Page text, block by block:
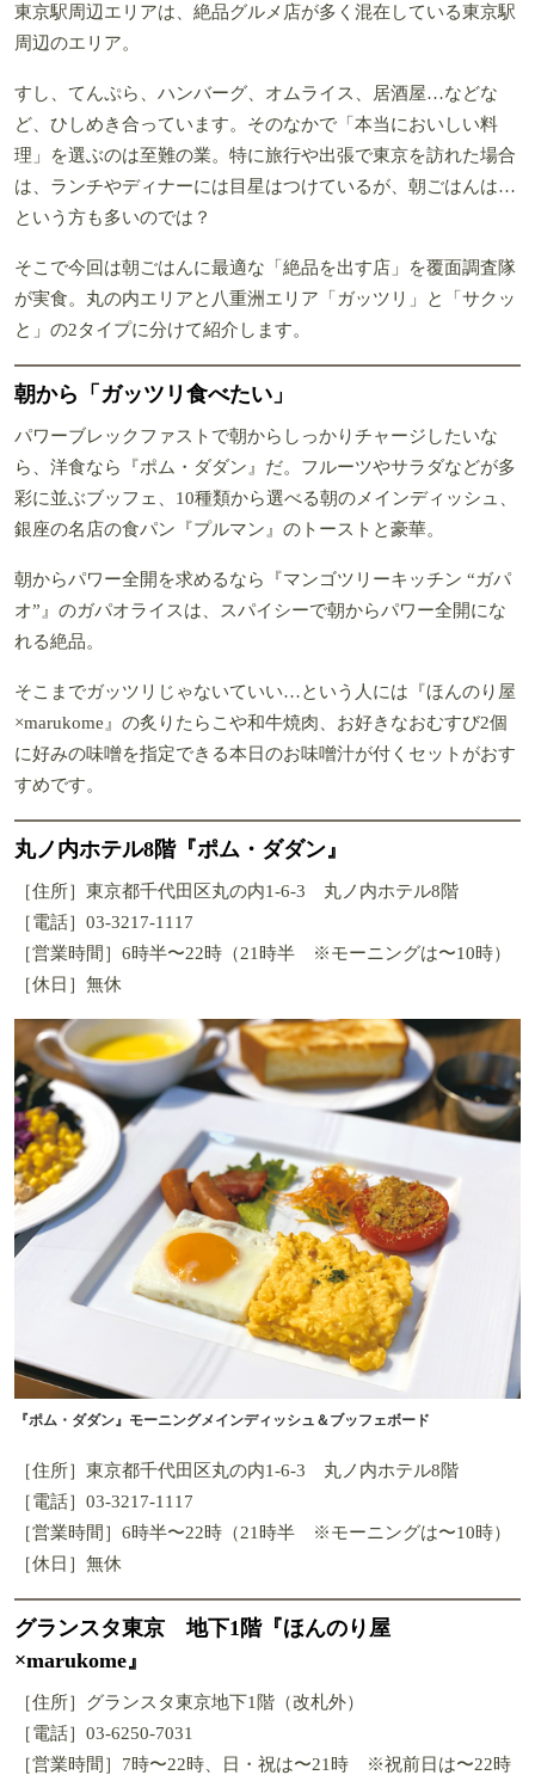
東京駅周辺エリアは、絶品グルメ店が多く混在している東京駅
周辺のエリア。
すし、てんぷら、ハンバーグ、オムライス、居酒屋…などな
ど、ひしめき合っています。そのなかで「本当においしい料
理」を選ぶのは至難の業。特に旅行や出張で東京を訪れた場合
は、ランチやディナーには目星はつけているが、朝ごはんは…
という方も多いのでは？
そこで今回は朝ごはんに最適な「絶品を出す店」を覆面調査隊
が実食。丸の内エリアと八重洲エリア「ガッツリ」と「サクッ
と」の2タイプに分けて紹介します。
朝から「ガッツリ食べたい」
パワーブレックファストで朝からしっかりチャージしたいな
ら、洋食なら『ポム・ダダン』だ。フルーツやサラダなどが多
彩に並ぶブッフェ、10種類から選べる朝のメインディッシュ、
銀座の名店の食パン『プルマン』のトーストと豪華。
朝からパワー全開を求めるなら『マンゴツリーキッチン “ガパ
オ”』のガパオライスは、スパイシーで朝からパワー全開にな
れる絶品。
そこまでガッツリじゃないていい…という人には『ほんのり屋
×marukome』の炙りたらこや和牛焼肉、お好きなおむすび2個
に好みの味噌を指定できる本日のお味噌汁が付くセットがおす
すめです。
丸ノ内ホテル8階『ポム・ダダン』
［住所］東京都千代田区丸の内1-6-3 丸ノ内ホテル8階
［電話］03-3217-1117
［営業時間］6時半〜22時（21時半 ※モーニングは〜10時）
［休日］無休
『ポム・ダダン』モーニングメインディッシュ＆ブッフェボード
［住所］東京都千代田区丸の内1-6-3 丸ノ内ホテル8階
［電話］03-3217-1117
［営業時間］6時半〜22時（21時半 ※モーニングは〜10時）
［休日］無休
グランスタ東京 地下1階『ほんのり屋
×marukome』
［住所］グランスタ東京地下1階（改札外）
［電話］03-6250-7031
［営業時間］7時〜22時、日・祝は〜21時 ※祝前日は〜22時